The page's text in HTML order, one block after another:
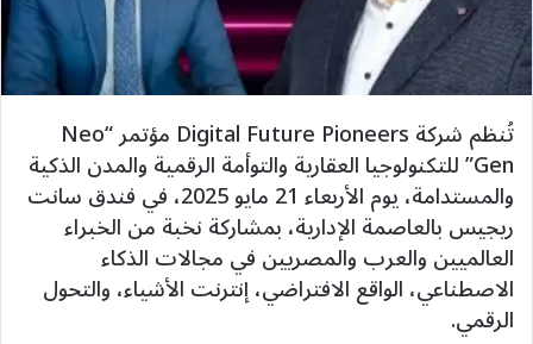
تُنظم شركة Digital Future Pioneers مؤتمر “Neo
Gen” للتكنولوجيا العقارية والتوأمة الرقمية والمدن الذكية
والمستدامة، يوم الأربعاء 21 مايو 2025، في فندق سانت
ريجيس بالعاصمة الإدارية، بمشاركة نخبة من الخبراء
العالميين والعرب والمصريين في مجالات الذكاء
الاصطناعي، الواقع الافتراضي، إنترنت الأشياء، والتحول
الرقمي.